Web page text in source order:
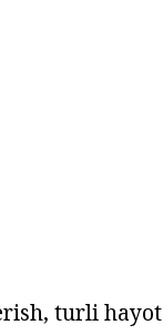
turli hayot